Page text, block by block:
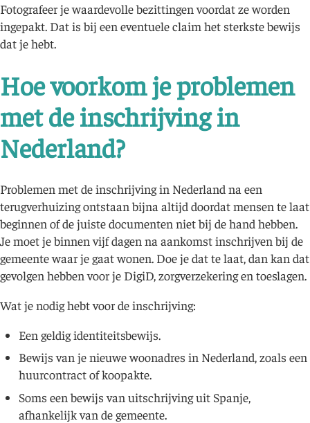
Fotografeer je waardevolle bezittingen voordat ze worden
ingepakt. Dat is bij een eventuele claim het sterkste bewijs
dat je hebt.
Hoe voorkom je problemen
met de inschrijving in
Nederland?
Problemen met de inschrijving in Nederland na een
terugverhuizing ontstaan bijna altijd doordat mensen te laat
beginnen of de juiste documenten niet bij de hand hebben.
Je moet je binnen vijf dagen na aankomst inschrijven bij de
gemeente waar je gaat wonen. Doe je dat te laat, dan kan dat
gevolgen hebben voor je DigiD, zorgverzekering en toeslagen.
Wat je nodig hebt voor de inschrijving:
Een geldig identiteitsbewijs.
Bewijs van je nieuwe woonadres in Nederland, zoals een
huurcontract of koopakte.
Soms een bewijs van uitschrijving uit Spanje,
afhankelijk van de gemeente.